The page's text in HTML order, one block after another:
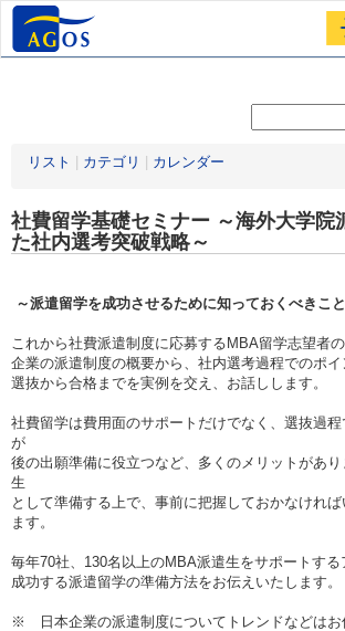
リスト カテゴリ カレンダー
社費留学基礎セミナー ～海外大学院
た社内選考突破戦略～
～派遣留学を成功させるために知っておくべきこ
これから社費派遣制度に応募するMBA留学志望者の
企業の派遣制度の概要から、社内選考過程でのポイ
選抜から合格までを実例を交え、お話しします。
社費留学は費用面のサポートだけでなく、選抜過
が
後の出願準備に役立つなど、多くのメリットがあ
生
として準備する上で、事前に把握しておかなけれ
ます。
毎年70社、130名以上のMBA派遣生をサポートす
成功する派遣留学の準備方法をお伝えいたします。
※ 日本企業の派遣制度についてトレンドなどはお